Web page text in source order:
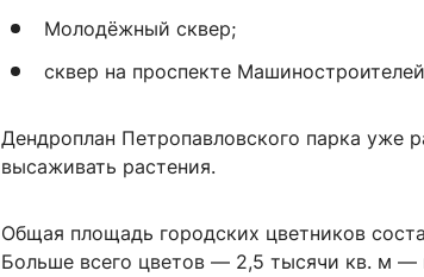
Молодёжный сквер;
сквер на проспекте
Дендроплан Петропавловского парка уже
высаживать растения.
Общая площадь городских цветников
Больше всего цветов — 2,5 тысячи кв. м —